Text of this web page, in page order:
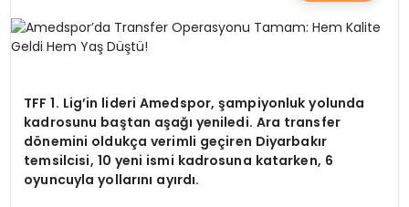
SAĞLIK
SPOR
TFF 1. Lig’in lideri Amedspor, şampiyonluk yolunda
kadrosunu baştan aşağı yeniledi. Ara transfer
dönemini oldukça verimli geçiren Diyarbakır
temsilcisi, 10 yeni ismi kadrosuna katarken, 6
oyuncuyla yollarını ayırdı.